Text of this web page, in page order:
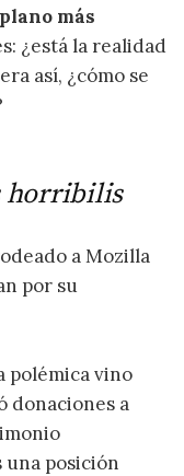
más
¿está la realidad
así, ¿cómo se
horribilis
a Mozilla
por su
polémica vino
donaciones a
una posición